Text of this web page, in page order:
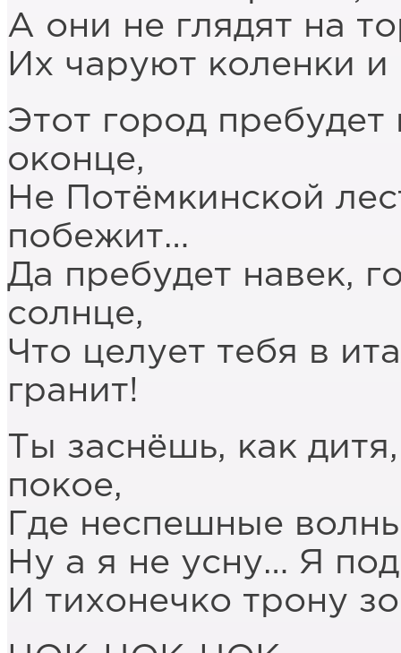
А они не глядят на
Их чаруют коленки
Этот город
оконце,
Не Потёмкинской
побежит…
Да пребудет навек,
солнце,
Что целует тебя в
гранит!
Ты заснёшь, как
покое,
Где неспешные
Ну а я не усну… Я
И тихонечко трону